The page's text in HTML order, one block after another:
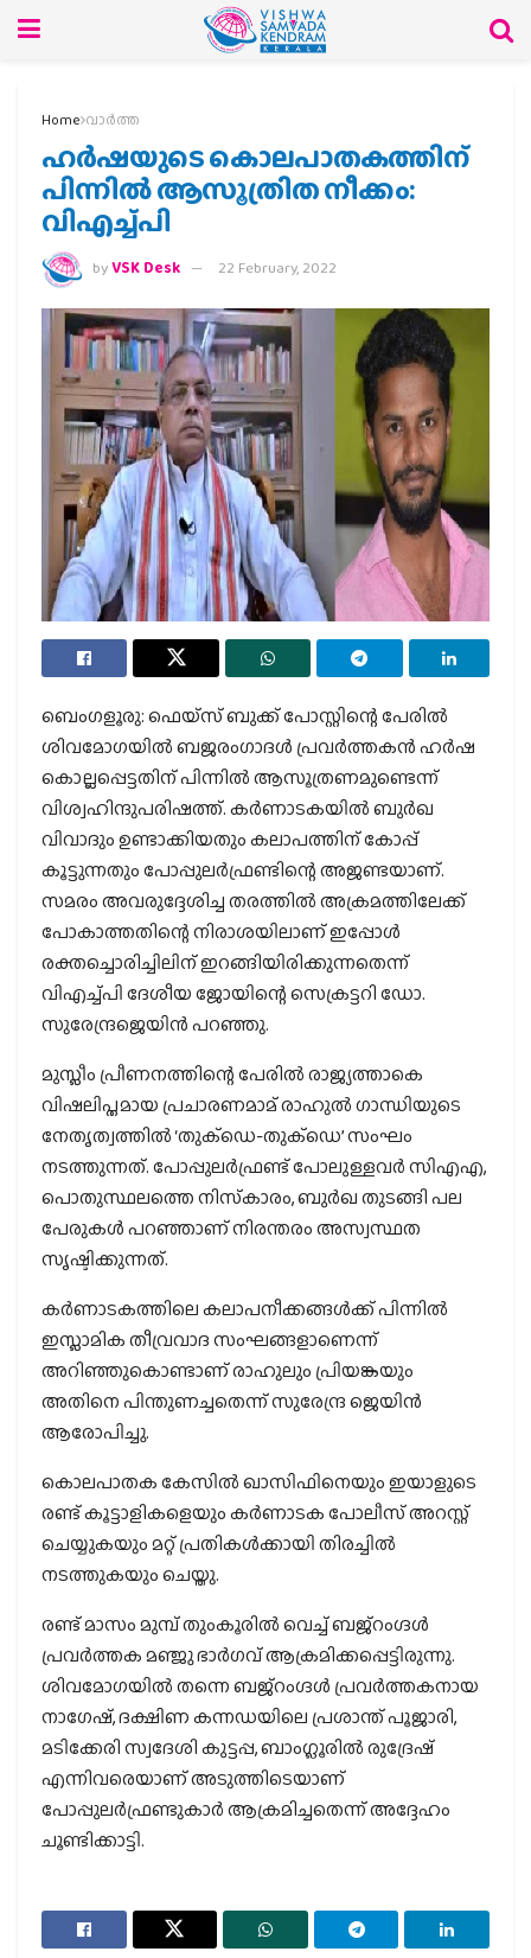
Home വാര്‍ത്ത
ഹര്‍ഷയുടെ കൊലപാതകത്തിന്
പിന്നില്‍ ആസൂത്രിത നീക്കം:
വിഎച്ച്പി
byVSK Desk 22 February, 2022
ബെംഗളൂരു: ഫെയ്‌സ് ബുക്ക് പോസ്റ്റിന്റെ പേരില്‍
ശിവമോഗയില്‍ ബജരംഗാദള്‍ പ്രവര്‍ത്തകന്‍ ഹര്‍ഷ
കൊല്ലപ്പെട്ടതിന് പിന്നില്‍ ആസൂത്രണമുണ്ടെന്ന്
വിശ്വഹിന്ദുപരിഷത്ത്. കര്‍ണാടകയില്‍ ബുര്‍ഖ
വിവാദും ഉണ്ടാക്കിയതും കലാപത്തിന് കോപ്പ്
കൂട്ടുന്നതും പോപ്പുലര്‍ഫ്രണ്ടിന്റെ അജണ്ടയാണ്.
സമരം അവരുദ്ദേശിച്ച തരത്തില്‍ അക്രമത്തിലേക്ക്
പോകാത്തതിന്റെ നിരാശയിലാണ് ഇപ്പോള്‍
രക്തച്ചൊരിച്ചിലിന് ഇറങ്ങിയിരിക്കുന്നതെന്ന്
വിഎച്ച്പി ദേശീയ ജോയിന്റെ സെക്രട്ടറി ഡോ.
സുരേന്ദ്രജെയിന്‍ പറഞ്ഞു.
മുസ്ലീം പ്രീണനത്തിന്റെ പേരില്‍ രാജ്യത്താകെ
വിഷലിപ്തമായ പ്രചാരണമാമ് രാഹുല്‍ ഗാന്ധിയുടെ
നേതൃത്വത്തില്‍ ‘തുക്ഡെ-തുക്ഡെ’ സംഘം
നടത്തുന്നത്. പോപ്പുലര്‍ഫ്രണ്ട് പോലുള്ളവര്‍ സിഎഎ,
പൊതുസ്ഥലത്തെ നിസ്‌കാരം, ബുര്‍ഖ തുടങ്ങി പല
പേരുകള്‍ പറഞ്ഞാണ് നിരന്തരം അസ്വസ്ഥത
സൃഷ്ടിക്കുന്നത്.
കര്‍ണാടകത്തിലെ കലാപനീക്കങ്ങള്‍ക്ക് പിന്നില്‍
ഇസ്ലാമിക തീവ്രവാദ സംഘങ്ങളാണെന്ന്
അറിഞ്ഞുകൊണ്ടാണ് രാഹുലും പ്രിയങ്കയും
അതിനെ പിന്തുണച്ചതെന്ന് സുരേന്ദ്ര ജെയിന്‍
ആരോപിച്ചു.
കൊലപാതക കേസില്‍ ഖാസിഫിനെയും ഇയാളുടെ
രണ്ട് കൂട്ടാളികളെയും കര്‍ണാടക പോലീസ് അറസ്റ്റ്
ചെയ്യുകയും മറ്റ് പ്രതികള്‍ക്കായി തിരച്ചില്‍
നടത്തുകയും ചെയ്തു.
രണ്ട് മാസം മുമ്പ് തുംകൂരില്‍ വെച്ച് ബജ്റംഗ്ദള്‍
പ്രവര്‍ത്തക മഞ്ജു ഭാര്‍ഗവ് ആക്രമിക്കപ്പെട്ടിരുന്നു.
ശിവമോഗയില്‍ തന്നെ ബജ്റംഗ്ദള്‍ പ്രവര്‍ത്തകനായ
നാഗേഷ്, ദക്ഷിണ കന്നഡയിലെ പ്രശാന്ത് പൂജാരി,
മടിക്കേരി സ്വദേശി കുട്ടപ്പ, ബാംഗ്ലൂരില്‍ രുദ്രേഷ്
എന്നിവരെയാണ് അടുത്തിടെയാണ്
പോപ്പുലര്‍ഫ്രണ്ടുകാര്‍ ആക്രമിച്ചതെന്ന് അദ്ദേഹം
ചൂണ്ടിക്കാട്ടി.